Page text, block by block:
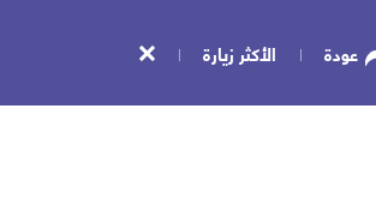
عودة الأكثر زيارة